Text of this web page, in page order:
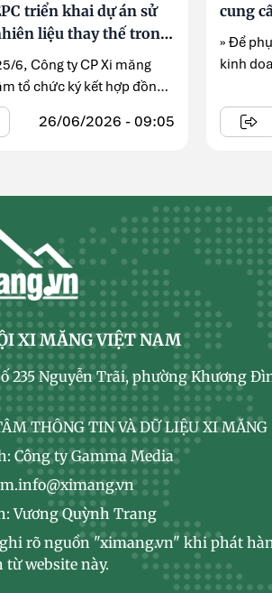
triển khai dự án sử
liệu thay thế trong
clinker
6, Công ty CP Xi măng
tổ chức ký kết hợp đồng
khai dự ...
26/06/2026 - 09:05
cung
» Để
kinh
XI MĂNG VIỆT NAM
235 Nguyễn Trãi, phường Khương
THÔNG TIN VÀ DỮ LIỆU XI MĂNG
Công ty Gamma Media
Vương Quỳnh Trang
rõ nguồn "ximang.vn" khi phát
website này.